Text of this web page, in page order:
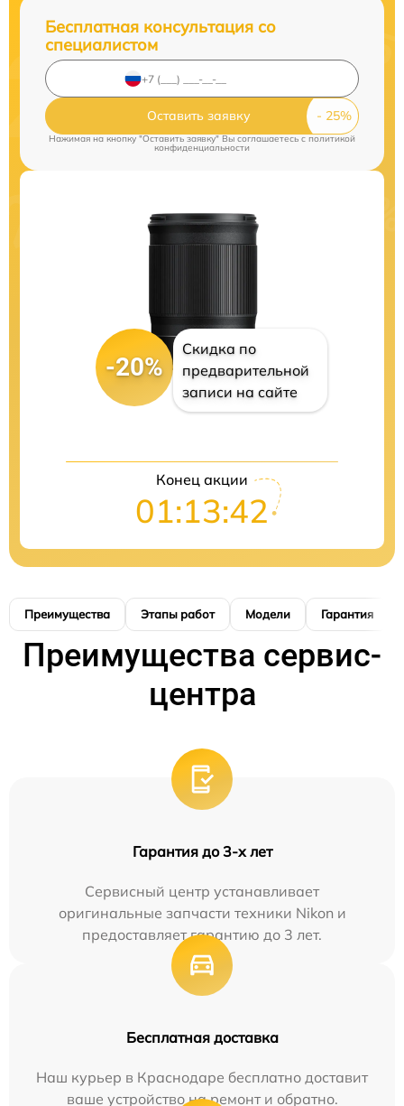
Бесплатная консультация со
специалистом
Оставить заявку
Нажимая на кнопку "Оставить заявку" Вы соглашаетесь cполитикой
конфиденциальности
-20%
Скидка по
предварительной
записи на сайте
Конец акции
01:13:41
Преимущества Этапы работ Модели Гарантия
Преимущества сервис-
центра
Гарантия до 3-х лет
Сервисный центр устанавливает
оригинальные запчасти техники Nikon и
предоставляет гарантию до 3 лет.
Бесплатная доставка
Наш курьер в Краснодаре бесплатно доставит
ваше устройство на ремонт и обратно.